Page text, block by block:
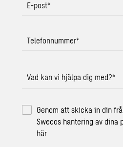
E-post*
Telefonnummer*
Vad kan vi hjälpa dig med?*
Genom att skicka in din
Swecos hantering av dina
här